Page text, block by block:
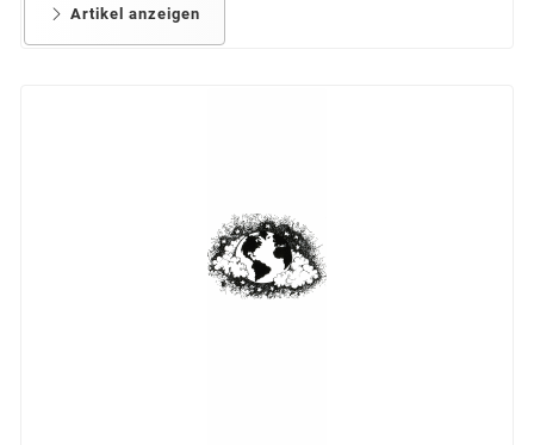
Artikel anzeigen